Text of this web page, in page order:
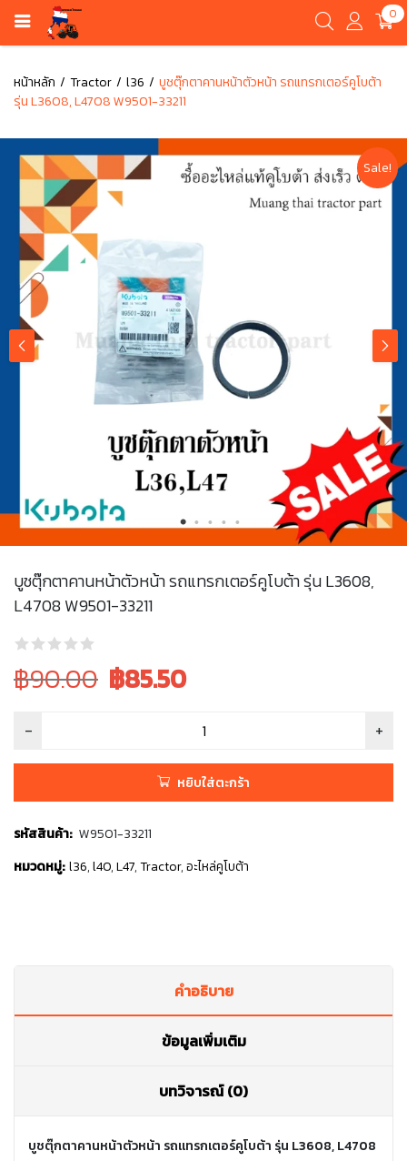
0
หน้าหลัก Tractor l36
บูชตุ๊กตาคานหน้าตัวหน้า รถแทรกเตอร์คูโบต้า
รุ่น L3608, L4708 W9501-33211
Sale!
บูชตุ๊กตาคานหน้าตัวหน้า รถแทรกเตอร์คูโบต้า รุ่น L3608,
L4708 W9501-33211
Original
price
was:
฿90.00 Current
฿85.50
หยิบใส่ตะกร้า
รหัสสินค้า: W9501-33211
หมวดหมู่: l36,l40,L47,Tractor,อะไหล่คูโบต้า
คำอธิบาย
ข้อมูลเพิ่มเติม
บทวิจารณ์ (0)
บูชตุ๊กตาคานหน้าตัวหน้า รถแทรกเตอร์คูโบต้า รุ่น L3608, L4708